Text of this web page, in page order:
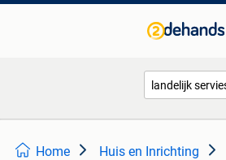
Home Huis en Inrichting